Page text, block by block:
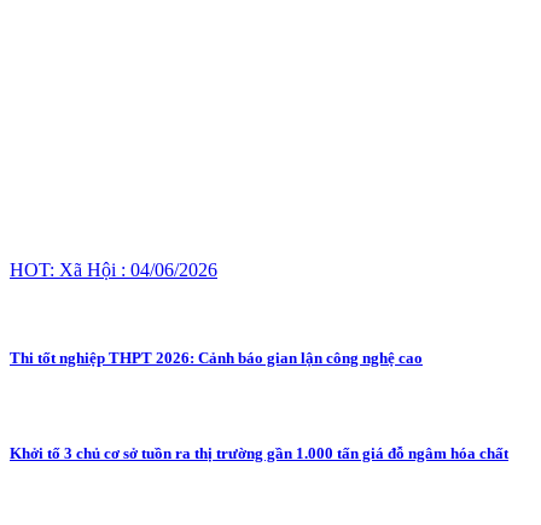
HOT: Xã Hội : 04/06/2026
Thi tốt nghiệp THPT 2026: Cảnh báo gian lận công nghệ cao
Khởi tố 3 chủ cơ sở tuồn ra thị trường gần 1.000 tấn giá đỗ ngâm hóa chất